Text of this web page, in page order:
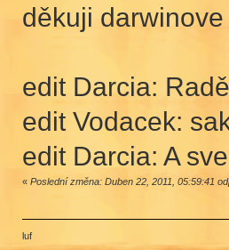
děkuji
edit Darcia:
edit Vodacek:
edit Darcia: A
« Poslední změna: Duben 22, 2011, 05:59:41
luf